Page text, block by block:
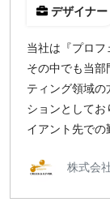
デザイナー
当社は『プロフ
その中でも当部
ティング領域の
ションとしてお
イアント先での
株式会